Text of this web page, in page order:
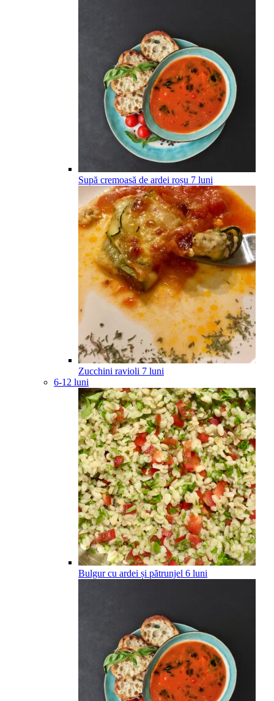
Supă cremoasă de ardei roșu 7 luni
Zucchini ravioli 7 luni
6-12 luni
Bulgur cu ardei și pătrunjel 6 luni